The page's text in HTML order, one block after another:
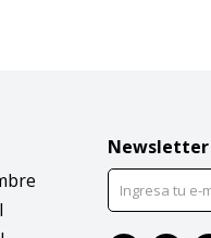
Newsletter